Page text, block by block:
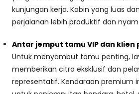
kunjungan kerja. Kabin yang luas
perjalanan lebih produktif dan
Antar jemput tamu VIP dan klien
Untuk menyambut tamu penting,
memberikan citra eksklusif dan
representatif. Kendaraan premium